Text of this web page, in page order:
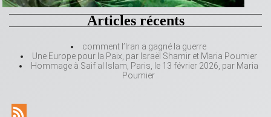
Articles récents
comment l’Iran a gagné la guerre
Une Europe pour la Paix, par Israël Shamir et Maria Poumier
Hommage à Saif al Islam, Paris, le 13 février 2026, par Maria
Poumier